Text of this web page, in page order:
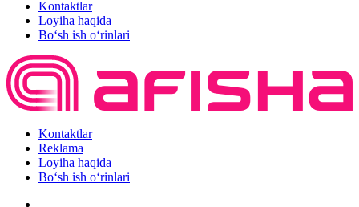
Kontaktlar
Loyiha haqida
Bo‘sh ish o‘rinlari
Kontaktlar
Reklama
Loyiha haqida
Bo‘sh ish o‘rinlari